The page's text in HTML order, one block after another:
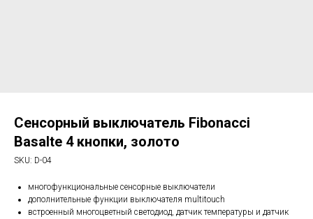
Сенсорный выключатель Fibonacci
Basalte 4 кнопки, золото
SKU: D-04
многофункциональные сенсорные выключатели
дополнительные функции выключателя multitouch
встроенный многоцветный светодиод, датчик температуры и датчик